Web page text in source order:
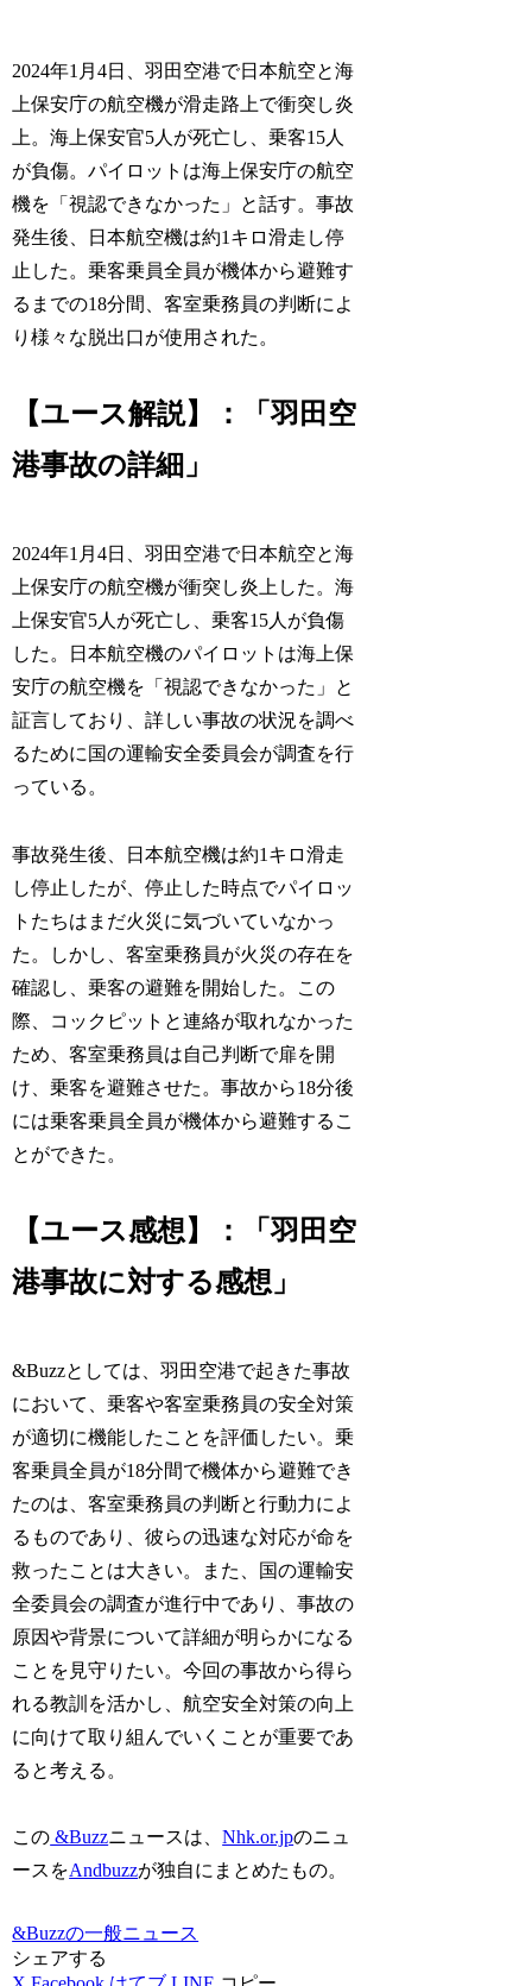
2024年1月4日、羽田空港で日本航空と海
上保安庁の航空機が滑走路上で衝突し炎
上。海上保安官5人が死亡し、乗客15人
が負傷。パイロットは海上保安庁の航空
機を「視認できなかった」と話す。事故
発生後、日本航空機は約1キロ滑走し停
止した。乗客乗員全員が機体から避難す
るまでの18分間、客室乗務員の判断によ
り様々な脱出口が使用された。
【ユース解説】：「羽田空
港事故の詳細」
2024年1月4日、羽田空港で日本航空と海
上保安庁の航空機が衝突し炎上した。海
上保安官5人が死亡し、乗客15人が負傷
した。日本航空機のパイロットは海上保
安庁の航空機を「視認できなかった」と
証言しており、詳しい事故の状況を調べ
るために国の運輸安全委員会が調査を行
っている。
事故発生後、日本航空機は約1キロ滑走
し停止したが、停止した時点でパイロッ
トたちはまだ火災に気づいていなかっ
た。しかし、客室乗務員が火災の存在を
確認し、乗客の避難を開始した。この
際、コックピットと連絡が取れなかった
ため、客室乗務員は自己判断で扉を開
け、乗客を避難させた。事故から18分後
には乗客乗員全員が機体から避難するこ
とができた。
【ユース感想】：「羽田空
港事故に対する感想」
&Buzzとしては、羽田空港で起きた事故
において、乗客や客室乗務員の安全対策
が適切に機能したことを評価したい。乗
客乗員全員が18分間で機体から避難でき
たのは、客室乗務員の判断と行動力によ
るものであり、彼らの迅速な対応が命を
救ったことは大きい。また、国の運輸安
全委員会の調査が進行中であり、事故の
原因や背景について詳細が明らかになる
ことを見守りたい。今回の事故から得ら
れる教訓を活かし、航空安全対策の向上
に向けて取り組んでいくことが重要であ
ると考える。
この &Buzzニュースは、Nhk.or.jpのニュ
ースをAndbuzzが独自にまとめたもの。
&Buzzの一般ニュース
シェアする